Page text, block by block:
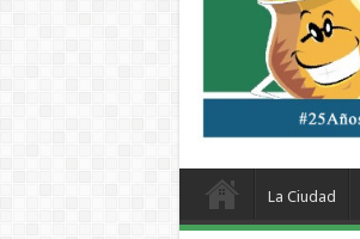
La Ciudad